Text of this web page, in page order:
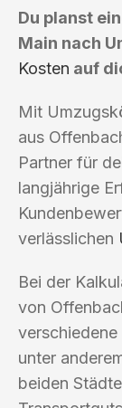
Du planst
Main nach
Kosten auf
Mit
aus
Partner für
langjährige
verlässlichen
Bei der
von
unter
beiden